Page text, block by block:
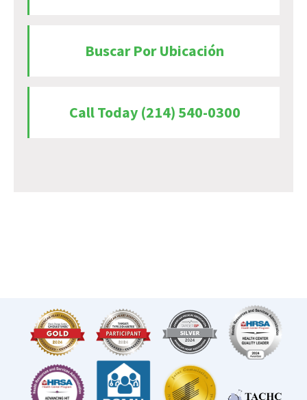
Buscar Por Ubicación
Call Today (214) 540-0300